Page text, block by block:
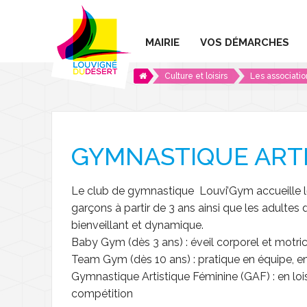
MAIRIE
Les services de la mairie
Le conseil municipal
Conseil municipal
SMICTOM
Centre Social L'Oasis
Le CLIC en Marches
Marchés publics
L'Info Roc
SuppléRoc
VOS DÉMARCHES
Élections
Carte identité /
Maison France
Urbanisme
Architecte conseil
Culture et loisirs Les
GYMNASTIQUE
Le club de gymnastique Louvi’Gym accueille
garçons à partir de 3 ans ainsi que les adultes
bienveillant et dynamique.
Baby Gym (dès 3 ans) : éveil corporel et
Team Gym (dès 10 ans) : pratique en équipe,
Gymnastique Artistique Féminine (GAF) : en
compétition